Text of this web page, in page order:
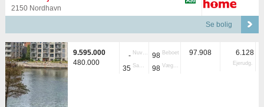
2150 Nordhavn
Se bolig
9.595.000
480.000
- Nuvær.
35 Samlet
98 Beboet
98 Vægtet
97.908 6.128
Ejerudg.